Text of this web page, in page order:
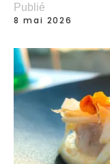
Publié
8 mai 2026